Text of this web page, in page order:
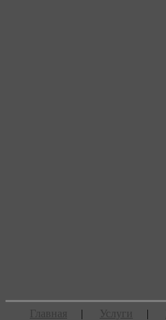
Главная | Услуги |